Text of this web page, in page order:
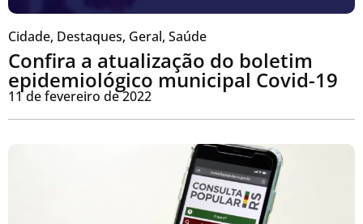
Cidade, Destaques, Geral, Saúde
Confira a atualização do boletim
epidemiológico municipal Covid-19
11 de fevereiro de 2022